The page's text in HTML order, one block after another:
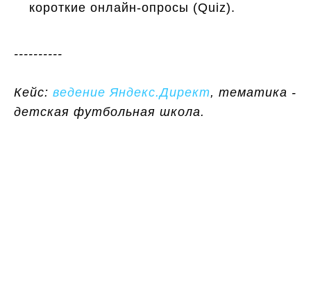
короткие онлайн-опросы (Quiz).
----------
Кейс: ведение Яндекс.Директ, тематика -
детская футбольная школа.